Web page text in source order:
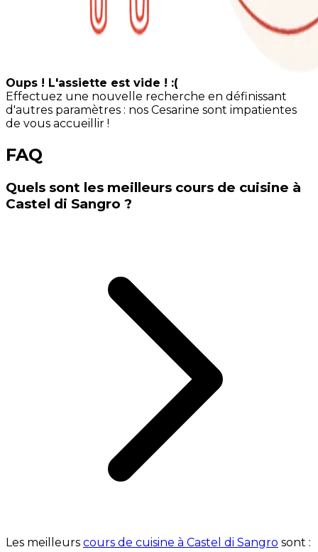
Oups ! L'assiette est vide ! :(
Effectuez une nouvelle recherche en définissant
d'autres paramètres : nos Cesarine sont impatientes
de vous accueillir !
FAQ
Quels sont les meilleurs cours de cuisine à
Castel di Sangro ?
Les meilleurs cours de cuisine à Castel di Sangro sont :